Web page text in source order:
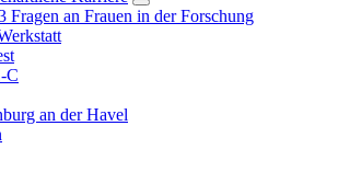
Fragen an Frauen in der Forschung
C
an der Havel